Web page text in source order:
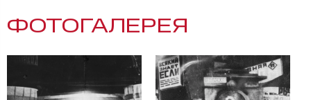
ФОТОГАЛЕРЕЯ